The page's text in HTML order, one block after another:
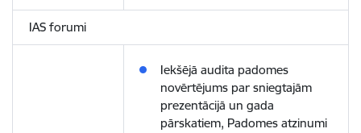
IAS forumi
Iekšējā audita padomes
novērtējums par sniegtajām
prezentācijā un gada
pārskatiem, Padomes atzinumi